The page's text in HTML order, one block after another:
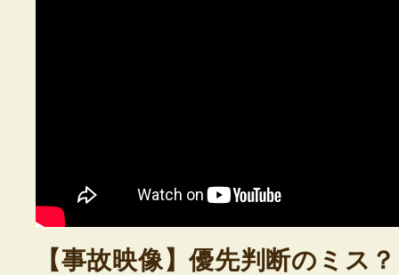
【事故映像】優先判断のミス